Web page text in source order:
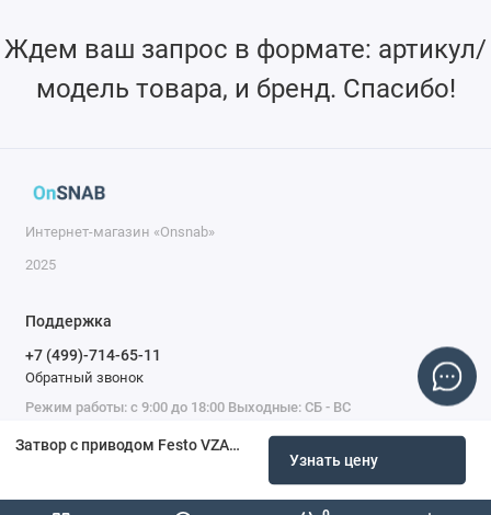
Затвор с приводом Festo VZAS-C-300-16…-H1-E-PDM
Узнать цену
Ждем ваш запрос в формате: артикул/
модель товара, и бренд. Спасибо!
Интернет-магазин «Onsnab»
2025
Поддержка
+7 (499)-714-65-11
Обратный звонок
Режим работы: с 9:00 до 18:00 Выходные: СБ - ВС